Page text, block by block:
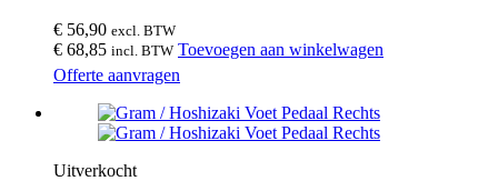
€ 56,90 excl. BTW
€ 68,85 incl. BTW Toevoegen aan winkelwagen
Offerte aanvragen
Uitverkocht